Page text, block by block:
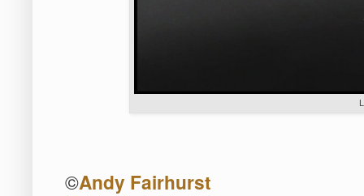
©Andy Fairhurst